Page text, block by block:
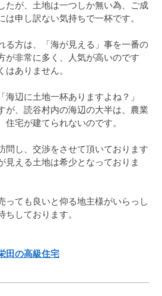
たが、土地は一つしか無い為、ご成
は申し訳ない気持ちで一杯です。
る方は、「海が見える」事を一番の
が非常に多く、人気が高いのです
はありません。
海辺に土地一杯ありますよね？」
が、読谷村内の海辺の大半は、農業
住宅が建てられないのです。
問し、交渉をさせて頂いております
見える土地は希少となっておりま
っても良いと仰る地主様がいらっし
ちしております。
田の高級住宅